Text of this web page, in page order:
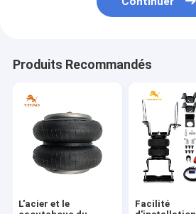
Produits Recommandés
L'acier et le
Facilité